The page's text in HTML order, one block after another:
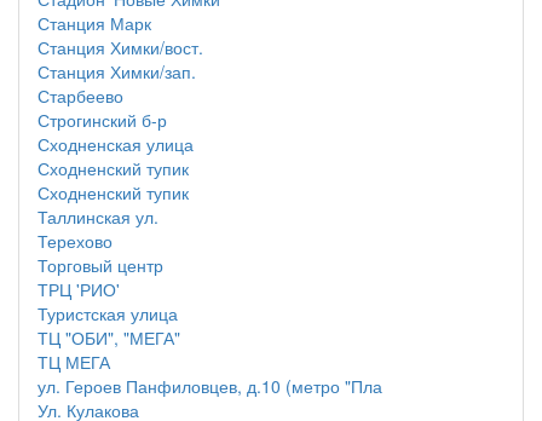
Станция Марк
Станция Химки/вост.
Станция Химки/зап.
Старбеево
Строгинский б-р
Сходненская улица
Сходненский тупик
Сходненский тупик
Таллинская ул.
Терехово
Торговый центр
ТРЦ 'РИО'
Туристская улица
ТЦ "ОБИ", "МЕГА"
ТЦ МЕГА
ул. Героев Панфиловцев, д.10 (метро "Пла
Ул. Кулакова